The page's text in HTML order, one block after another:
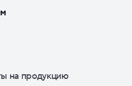
на продукцию